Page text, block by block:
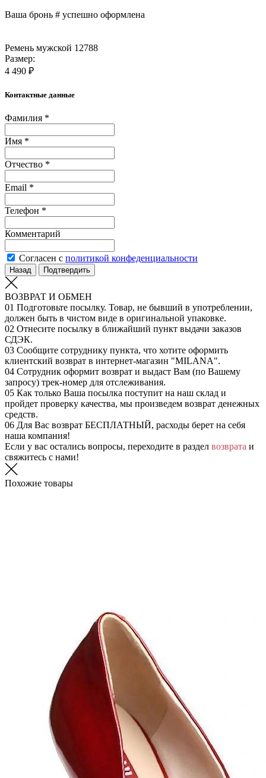
Ваша бронь # успешно оформлена
Ремень мужской 12788
Размер:
4 490 ₽
Контактные данные
Фамилия *
Имя *
Отчество *
Email *
Телефон *
Комментарий
Согласен с политикой конфеденциальности
Назад Подтвердить
ВОЗВРАТ И ОБМЕН
01 Подготовьте посылку. Товар, не бывший в употреблении,
должен быть в чистом виде в оригинальной упаковке.
02 Отнесите посылку в ближайший пункт выдачи заказов
СДЭК.
03 Сообщите сотруднику пункта, что хотите оформить
клиентский возврат в интернет-магазин "MILANA".
04 Сотрудник оформит возврат и выдаст Вам (по Вашему
запросу) трек-номер для отслеживания.
05 Как только Ваша посылка поступит на наш склад и
пройдет проверку качества, мы произведем возврат денежных
средств.
06 Для Вас возврат БЕСПЛАТНЫЙ, расходы берет на себя
наша компания!
Если у вас остались вопросы, переходите в раздел возврата и
свяжитесь с нами!
Похожие товары